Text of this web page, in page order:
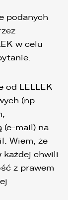
podanych
w celu
od LELLEK
(np.
(e-mail) na
Wiem, że
każdej chwili
z prawem